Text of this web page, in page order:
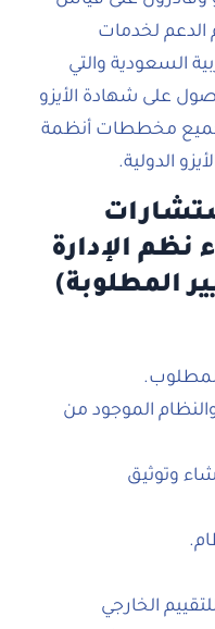
لخدمات
السعودية والتي
على شهادة الأيزو
مخططات أنظمة
الدولية.
الإدارة
المطلوبة)
الموجود من
وتوثيق
الخارجي